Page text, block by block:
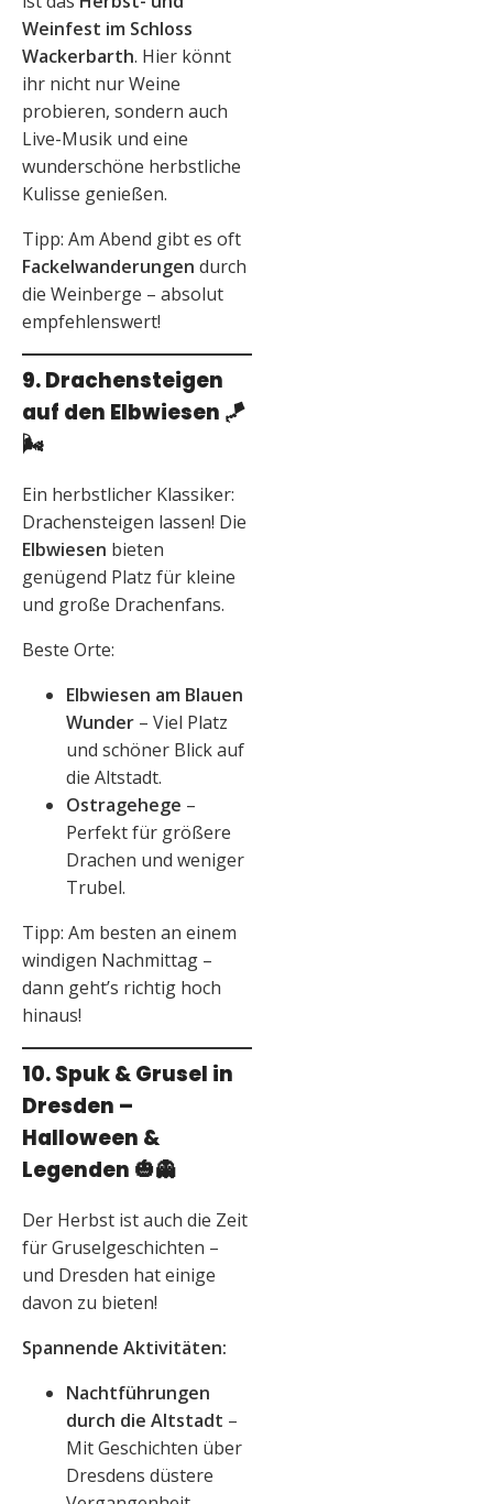
Weinfest im Schloss
Wackerbarth. Hier könnt
ihr nicht nur Weine
probieren, sondern auch
Live-Musik und eine
wunderschöne herbstliche
Kulisse genießen.
Tipp: Am Abend gibt es oft
Fackelwanderungen durch
die Weinberge – absolut
empfehlenswert!
9. Drachensteigen
auf den Elbwiesen 🪁
🌬️
Ein herbstlicher Klassiker:
Drachensteigen lassen! Die
Elbwiesen bieten
genügend Platz für kleine
und große Drachenfans.
Beste Orte:
Elbwiesen am Blauen
Wunder – Viel Platz
und schöner Blick auf
die Altstadt.
Ostragehege –
Perfekt für größere
Drachen und weniger
Trubel.
Tipp: Am besten an einem
windigen Nachmittag –
dann geht’s richtig hoch
hinaus!
10. Spuk & Grusel in
Dresden –
Halloween &
Legenden 🎃👻
Der Herbst ist auch die Zeit
für Gruselgeschichten –
und Dresden hat einige
davon zu bieten!
Spannende Aktivitäten:
Nachtführungen
durch die Altstadt –
Mit Geschichten über
Dresdens düstere